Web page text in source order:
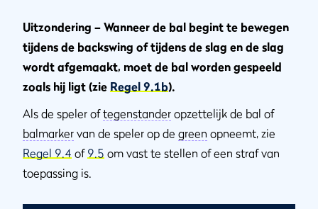
Uitzondering – Wanneer de bal begint te bewegen
tijdens de backswing of tijdens de slag en de slag
wordt afgemaakt, moet de bal worden gespeeld
zoals hij ligt (zie Regel 9.1b).
Als de speler oftegenstander opzettelijk de bal of
balmarker van de speler op de green opneemt, zie
Regel 9.4 of 9.5 om vast te stellen of een straf van
toepassing is.